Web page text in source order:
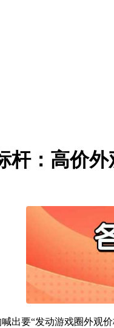
杆：高价
出要“发动游戏圈外观